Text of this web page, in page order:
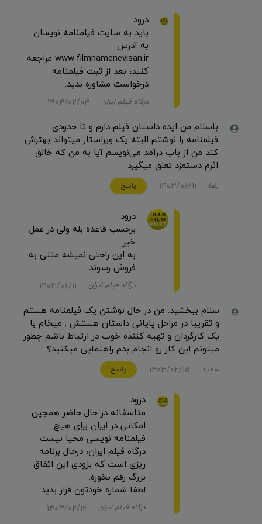
درود
باید به سایت فیلمنامه نویسان
به آدرس
www.filmnamenevisan.ir مراجعه
کنید، بعد از ثبت فیلمنامه
درخواست مشاوره بدید.
درگاه فیلم ایران ۱۴۰۴/۰۲/۰۴
باسلام من ایده داستان فیلم دارم و تا حدودی
فیلمنامه را نوشتم البته یک ویراستار میتواند بهترش
کند من از باب درآمد می‌نویسم آیا به من که خالق
اثرم دستمزد تعلق میگیرد
رضا ۱۴۰۳/۰۶/۱۱ پاسخ
درود
برحسب قاعده بله ولی در عمل
خیر
به این راحتی نمیشه متنی به
فروش رسوند.
درگاه فیلم ایران ۱۴۰۳/۰۶/۱۱
سلام ببخشید. من در حال نوشتن یک فیلمنامه هستم
و تقریبا در مراحل پایانی داستان هستش . میخام با
یک کارگردان و تهیه کننده خوب در ارتباط باشم چطور
میتونم این کار رو انجام بدم راهنمایی میکنید؟
سعيد ۱۴۰۳/۰۲/۱۵ پاسخ
درود
متاسفانه در حال حاضر همچین
امکانی در ایران برای هیچ
فیلمنامه نویسی محیا نیست.
درگاه فیلم ایران، درحال برنامه
ریزی است که بزودی این اتفاق
بزرگ رقم بخوره.
لطفا شماره خودتون قرار بدید.
درگاه فیلم ایران ۱۴۰۳/۰۲/۱۶